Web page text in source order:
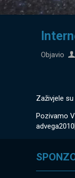
Objavio
Zaživjele
Pozivamo